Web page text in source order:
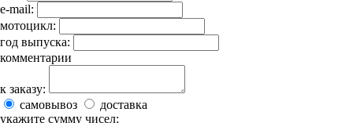
e-mail:
мотоцикл:
год выпуска:
комментарии
к заказу:
самовывоз
доставка
укажите сумму чисел: